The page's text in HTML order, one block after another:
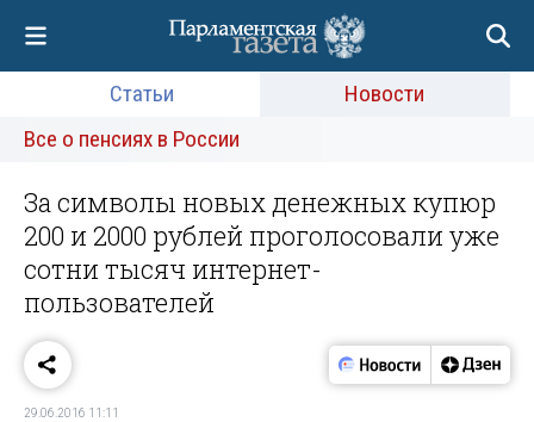
Статьи
Новости
Все о пенсиях в России
За символы новых денежных купюр
200 и 2000 рублей проголосовали уже
сотни тысяч интернет-
пользователей
29.06.2016 11:11